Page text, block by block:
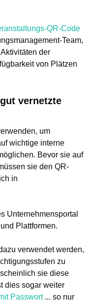
QR-Code
Team,
der
von Plätzen
vernetzte
um
wichtige interne
Bevor sie auf
sie den QR-
in
Unternehmensportal
Plattformen.
verwendet werden,
zu
sie diese
dies sogar weiter
Passwort... so nur